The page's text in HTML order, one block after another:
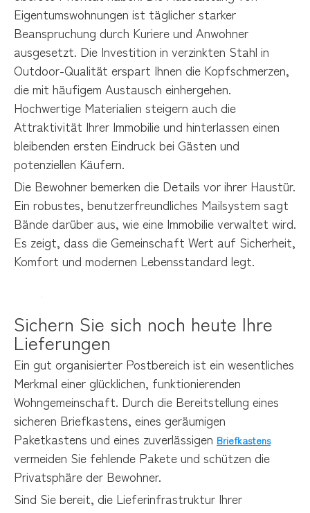
Eigentumswohnungen ist täglicher starker
Beanspruchung durch Kuriere und Anwohner
ausgesetzt. Die Investition in verzinkten Stahl in
Outdoor-Qualität erspart Ihnen die Kopfschmerzen,
die mit häufigem Austausch einhergehen.
Hochwertige Materialien steigern auch die
Attraktivität Ihrer Immobilie und hinterlassen einen
bleibenden ersten Eindruck bei Gästen und
potenziellen Käufern.
Die Bewohner bemerken die Details vor ihrer Haustür.
Ein robustes, benutzerfreundliches Mailsystem sagt
Bände darüber aus, wie eine Immobilie verwaltet wird.
Es zeigt, dass die Gemeinschaft Wert auf Sicherheit,
Komfort und modernen Lebensstandard legt.
Sichern Sie sich noch heute Ihre
Lieferungen
Ein gut organisierter Postbereich ist ein wesentliches
Merkmal einer glücklichen, funktionierenden
Wohngemeinschaft. Durch die Bereitstellung eines
sicheren Briefkastens, eines geräumigen
Paketkastens und eines zuverlässigen Briefkastens
vermeiden Sie fehlende Pakete und schützen die
Privatsphäre der Bewohner.
Sind Sie bereit, die Lieferinfrastruktur Ihrer